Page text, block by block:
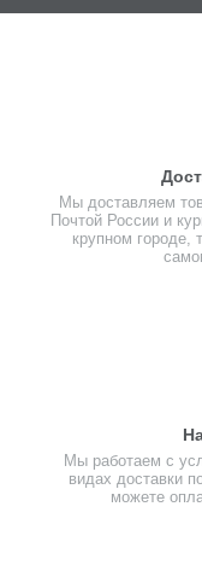
Мы доставляем
Почтой России и
крупном городе,
Мы работаем с
видах доставки
можете